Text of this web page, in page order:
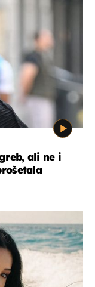
ali ne i